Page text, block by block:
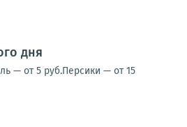
дня
— от 5 руб.Персики — от 15